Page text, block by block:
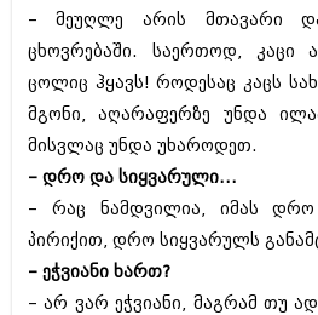
სექტემბერი 2011 (407)
აგვისტო 2011 (249)
ივლისი 2011 (400)
ივნისი 2011 (438)
მაისი 2011 (415)
მარტი 2011 (654)
თებერვალი 2011 (329)
იანვარი 2011 (647)
(157)
დეკემბერი 2010 (881)
ნოემბერი 2010 (422)
ოქტომბერი 2010 (341)
– მეუღლე არის მთავარი და
ცხოვრებაში. საერთოდ, კაცი
ცოლიც ჰყავს! როდესაც კაცს
მგონი, აღარაფერზე უნდა
მისვლაც უნდა უხაროდეთ.
– დრო და სიყვარული...
– რაც ნამდვილია, იმას დრო
პირიქით, დრო სიყვარულს
– ეჭვიანი ხართ?
– არ ვარ ეჭვიანი, მაგრამ თუ